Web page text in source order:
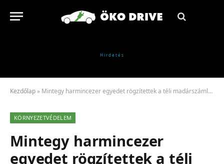
Kezdőlap » Mintegy harmincezer egyedet rögzítettek a téli madárszámlálási akcióban
KÖRNYEZETVÉDELEM
Mintegy harmincezer
egyedet rögzítettek a téli